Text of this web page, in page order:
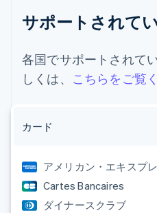
サポートされて
各国でサポートされて
しくは、
こちらをご覧
カード
アメリカン・エキスプ
Cartes Bancaires
ダイナースクラブ